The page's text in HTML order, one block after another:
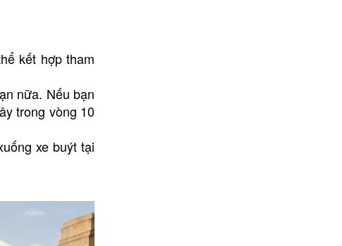
kết hợp tham
nữa. Nếu bạn
trong vòng 10
xe buýt tại